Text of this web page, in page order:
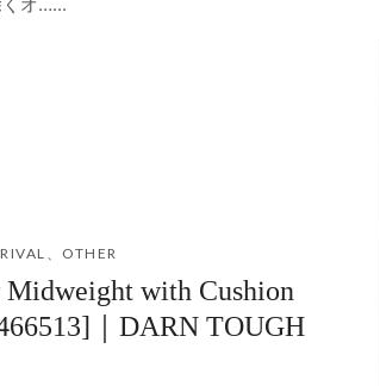
OTHER
with Cushion
｜DARN TOUGH